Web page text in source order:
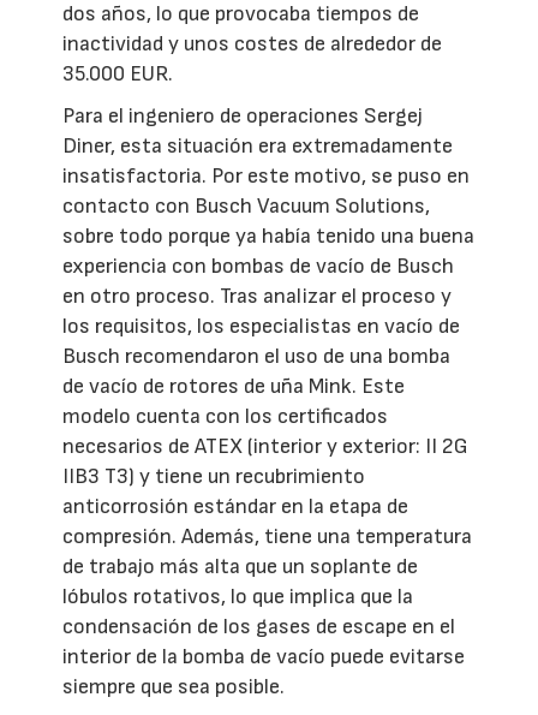
dos años, lo que provocaba tiempos de
inactividad y unos costes de alrededor de
35.000 EUR.
Para el ingeniero de operaciones Sergej
Diner, esta situación era extremadamente
insatisfactoria. Por este motivo, se puso en
contacto con Busch Vacuum Solutions,
sobre todo porque ya había tenido una buena
experiencia con bombas de vacío de Busch
en otro proceso. Tras analizar el proceso y
los requisitos, los especialistas en vacío de
Busch recomendaron el uso de una bomba
de vacío de rotores de uña Mink. Este
modelo cuenta con los certificados
necesarios de ATEX (interior y exterior: II 2G
IIB3 T3) y tiene un recubrimiento
anticorrosión estándar en la etapa de
compresión. Además, tiene una temperatura
de trabajo más alta que un soplante de
lóbulos rotativos, lo que implica que la
condensación de los gases de escape en el
interior de la bomba de vacío puede evitarse
siempre que sea posible.